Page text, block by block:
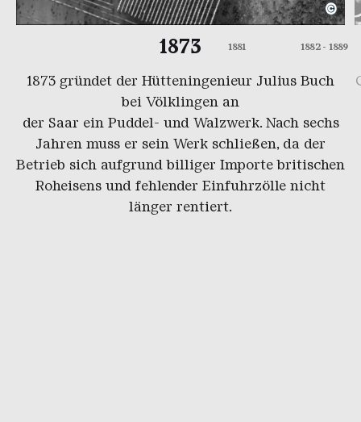
1873 1881 1882 - 1889
Planausschnitt des Puddelwerks
Copyright: Weltkulturerbe Völlkliner Hütte |
©
1873 gründet der Hütteningenieur Julius Buch
bei Völklingen an
der Saar ein Puddel- und Walzwerk. Nach sechs
Jahren muss er sein Werk schließen, da der
Betrieb sich aufgrund billiger Importe britischen
Roheisens und fehlender Einfuhrzölle nicht
länger rentiert.